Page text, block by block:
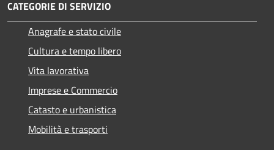
CATEGORIE DI SERVIZIO
Anagrafe e stato civile
Cultura e tempo libero
Vita lavorativa
Imprese e Commercio
Catasto e urbanistica
Mobilità e trasporti